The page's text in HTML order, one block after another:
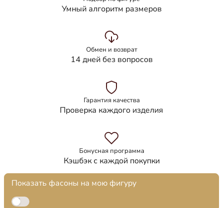
Умный алгоритм размеров
Обмен и возврат
14 дней без вопросов
Гарантия качества
Проверка каждого изделия
Бонусная программа
Кэшбэк с каждой покупки
Показать фасоны на мою фигуру